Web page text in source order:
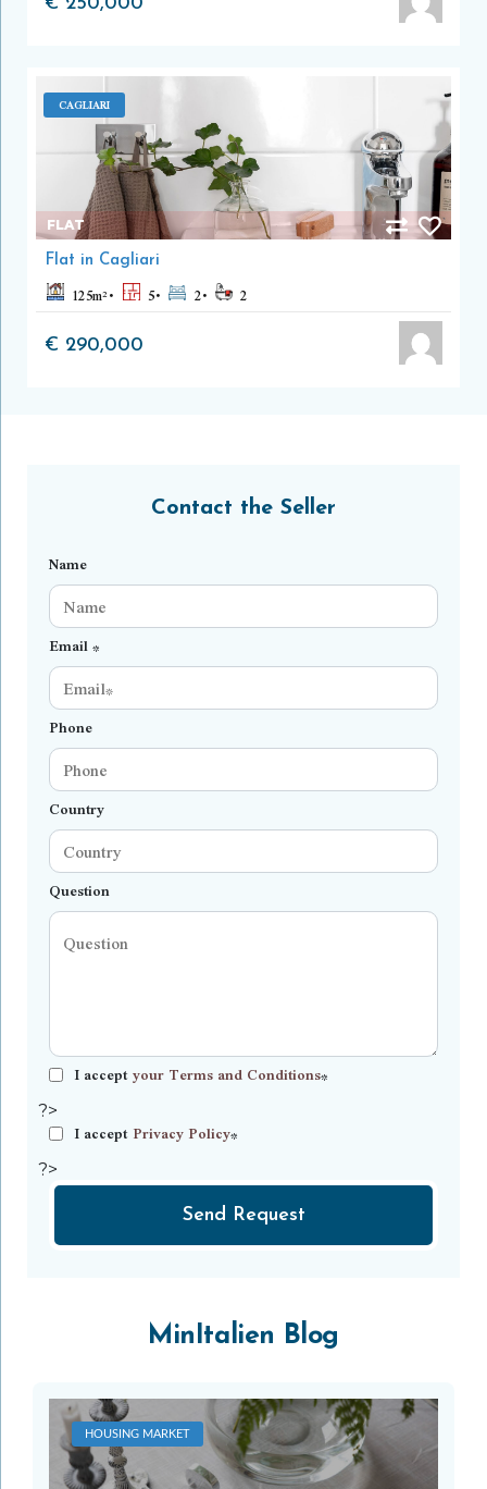
CAGLIARI
FLAT
Flat in Cagliari
125m² 5 2 2
€ 290,000
Contact the Seller
Name
Email *
Phone
Country
Question
I acceptyour Terms and Conditions*
?>
I accept Privacy Policy*
?>
Send Request
MinItalien Blog
HOUSING MARKET